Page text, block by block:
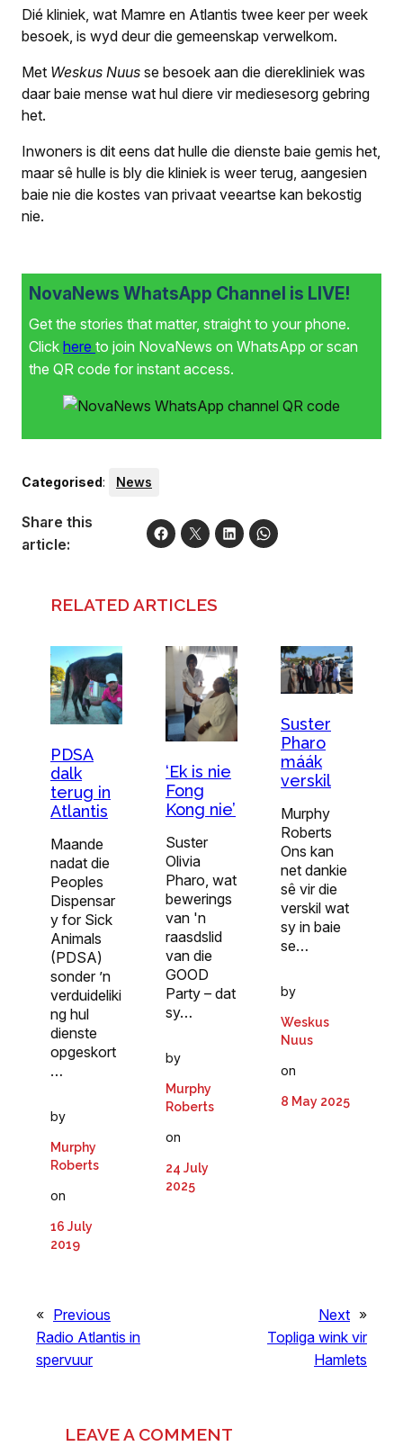
Dié kliniek, wat Mamre en Atlantis twee keer per week
besoek, is wyd deur die gemeenskap verwelkom.
Met Weskus Nuus se besoek aan die dierekliniek was
daar baie mense wat hul diere vir mediesesorg gebring
het.
Inwoners is dit eens dat hulle die dienste baie gemis het,
maar sê hulle is bly die kliniek is weer terug, aangesien
baie nie die kostes van privaat veeartse kan bekostig
nie.
NovaNews WhatsApp Channel is LIVE!
Get the stories that matter, straight to your phone.
Click here to join NovaNews on WhatsApp or scan
the QR code for instant access.
Categorised: News
Share this
article:
RELATED ARTICLES
PDSA
dalk
terug in
Atlantis
Maande
nadat die
Peoples
Dispensar
y for Sick
Animals
(PDSA)
sonder ’n
verduideliki
ng hul
dienste
opgeskort
…
by
Murphy
Roberts
on
16 July
2019
‘Ek is nie
Fong
Kong nie’
Suster
Olivia
Pharo, wat
bewerings
van 'n
raasdslid
van die
GOOD
Party – dat
sy…
by
Murphy
Roberts
on
24 July
2025
Suster
Pharo
máák
verskil
Murphy
Roberts
Ons kan
net dankie
sê vir die
verskil wat
sy in baie
se…
by
Weskus
Nuus
on
8 May 2025
« Previous
Radio Atlantis in
spervuur
Next »
Topliga wink vir
Hamlets
LEAVE A COMMENT